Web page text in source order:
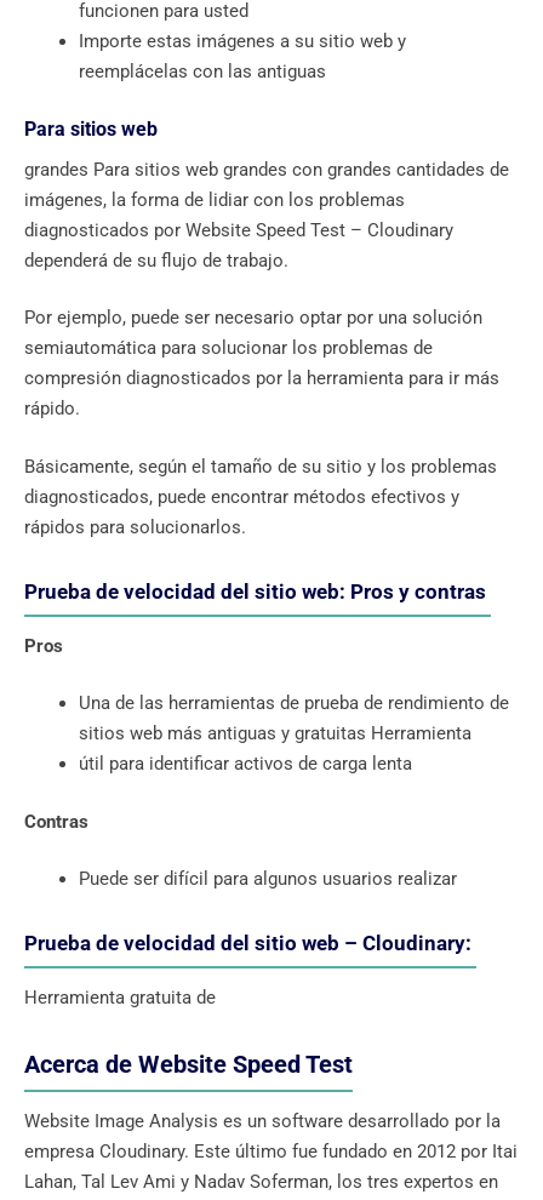
funcionen para usted
Importe estas imágenes a su sitio web y
reemplácelas con las antiguas
Para sitios web
grandes Para sitios web grandes con grandes cantidades de
imágenes, la forma de lidiar con los problemas
diagnosticados por Website Speed ​​Test – Cloudinary
dependerá de su flujo de trabajo.
Por ejemplo, puede ser necesario optar por una solución
semiautomática para solucionar los problemas de
compresión diagnosticados por la herramienta para ir más
rápido.
Básicamente, según el tamaño de su sitio y los problemas
diagnosticados, puede encontrar métodos efectivos y
rápidos para solucionarlos.
Prueba de velocidad del sitio web: Pros y contras
Pros
Una de las herramientas de prueba de rendimiento de
sitios web más antiguas y gratuitas Herramienta
útil para identificar activos de carga lenta
Contras
Puede ser difícil para algunos usuarios realizar
Prueba de velocidad del sitio web – Cloudinary:
Herramienta gratuita de
Acerca de Website Speed Test
Website Image Analysis es un software desarrollado por la
empresa Cloudinary. Este último fue fundado en 2012 por Itai
Lahan, Tal Lev Ami y Nadav Soferman, los tres expertos en